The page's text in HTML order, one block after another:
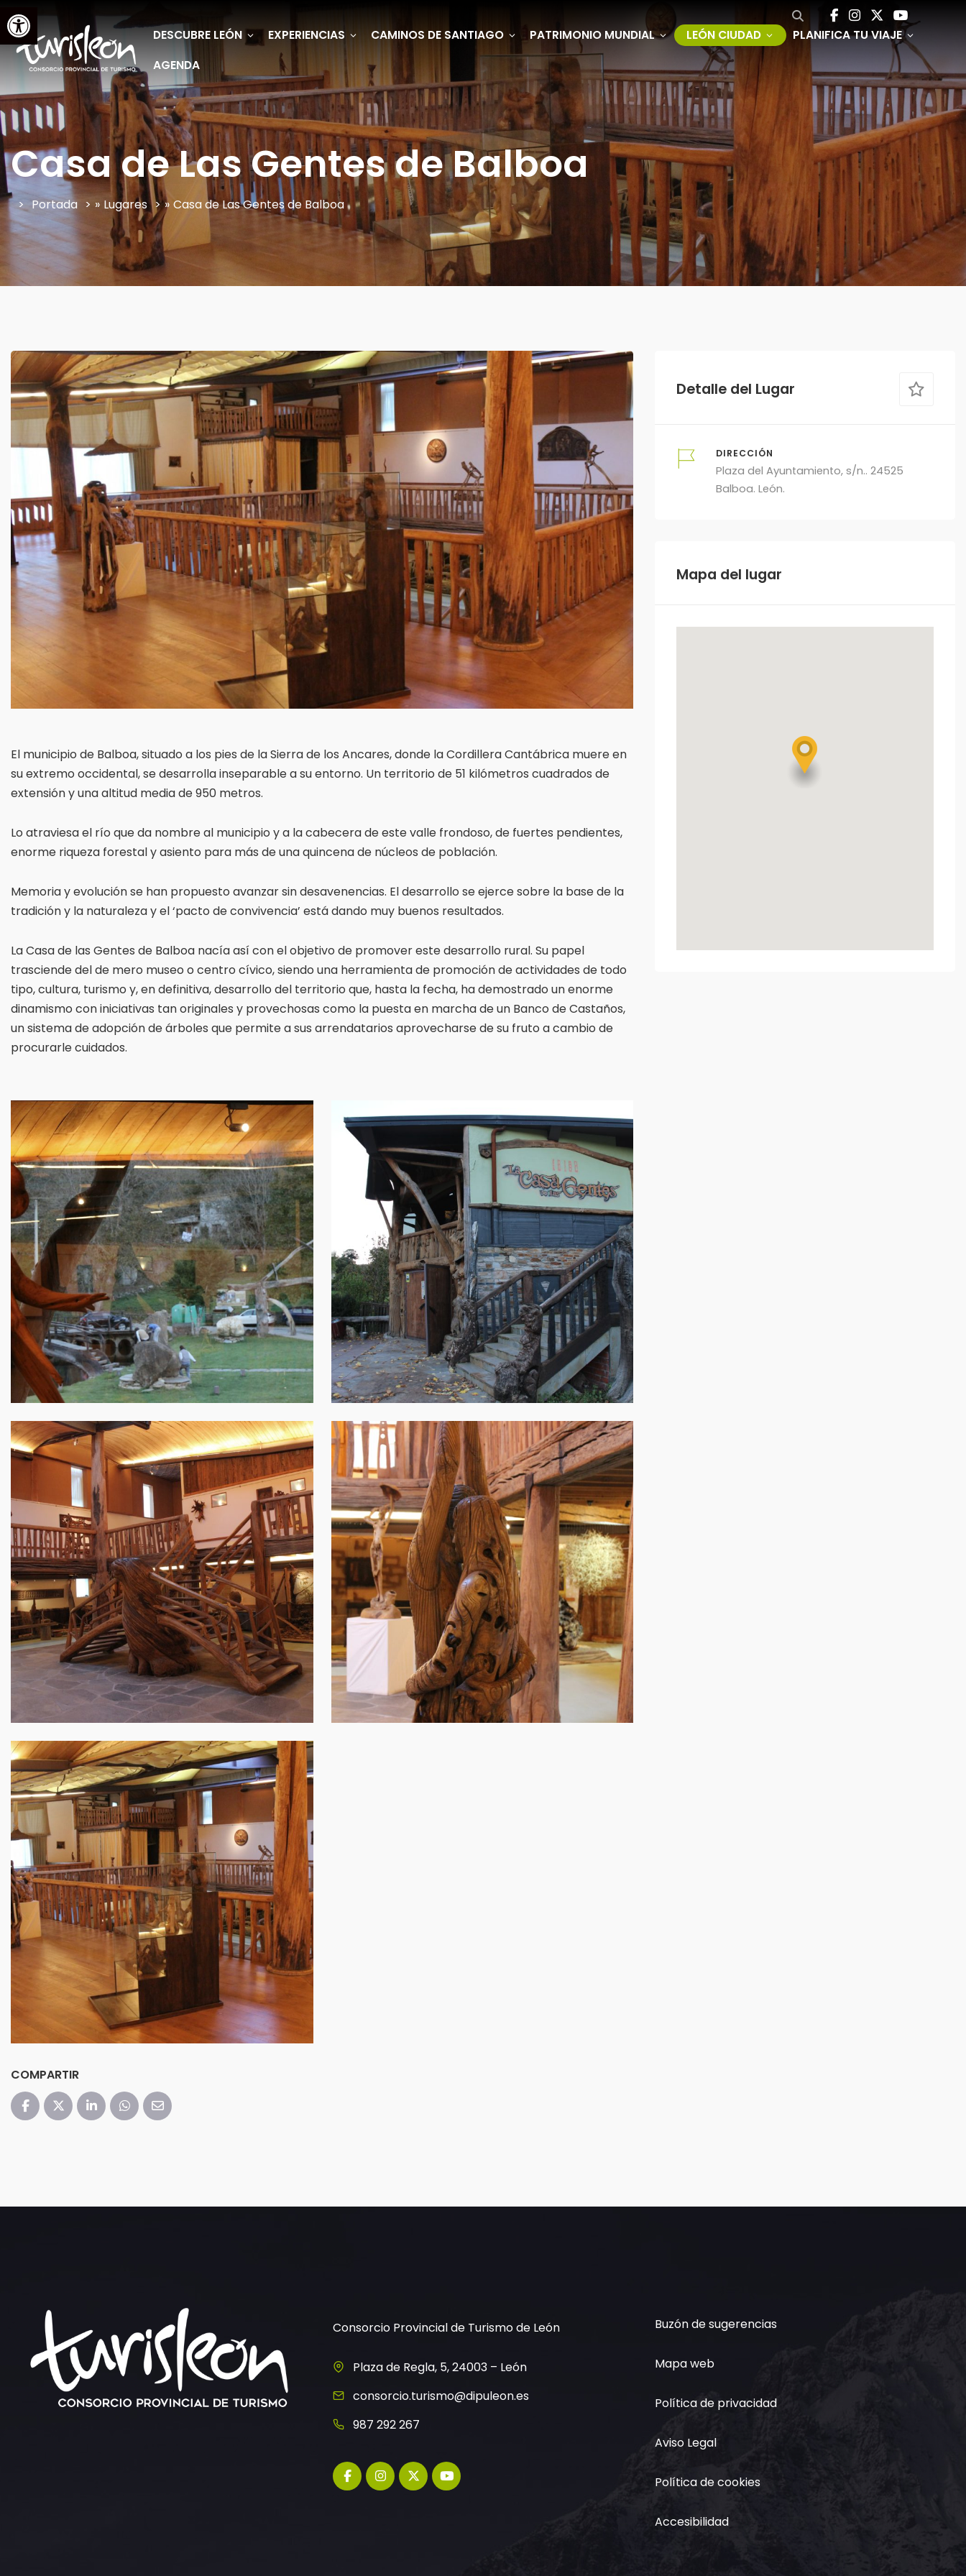
DESCUBRE LEÓN EXPERIENCIAS CAMINOS DE SANTIAGO PATRIMONIO MUNDIAL LEÓN CIUDAD
PLANIFICA TU VIAJE
AGENDA
Casa de Las Gentes de Balboa
Portada » Lugares » Casa de Las Gentes de Balboa
El municipio de Balboa, situado a los pies de la Sierra de los Ancares, donde la Cordillera Cantábrica muere en
su extremo occidental, se desarrolla inseparable a su entorno. Un territorio de 51 kilómetros cuadrados de
extensión y una altitud media de 950 metros.
Lo atraviesa el río que da nombre al municipio y a la cabecera de este valle frondoso, de fuertes pendientes,
enorme riqueza forestal y asiento para más de una quincena de núcleos de población.
Memoria y evolución se han propuesto avanzar sin desavenencias. El desarrollo se ejerce sobre la base de la
tradición y la naturaleza y el ‘pacto de convivencia’ está dando muy buenos resultados.
La Casa de las Gentes de Balboa nacía así con el objetivo de promover este desarrollo rural. Su papel
trasciende del de mero museo o centro cívico, siendo una herramienta de promoción de actividades de todo
tipo, cultura, turismo y, en definitiva, desarrollo del territorio que, hasta la fecha, ha demostrado un enorme
dinamismo con iniciativas tan originales y provechosas como la puesta en marcha de un Banco de Castaños,
un sistema de adopción de árboles que permite a sus arrendatarios aprovecharse de su fruto a cambio de
procurarle cuidados.
COMPARTIR
Detalle del Lugar
DIRECCIÓN
Plaza del Ayuntamiento, s/n.. 24525
Balboa. León.
Mapa del lugar
Consorcio Provincial de Turismo de León
Plaza de Regla, 5, 24003 – León
consorcio.turismo@dipuleon.es
987 292 267
Buzón de sugerencias
Mapa web
Política de privacidad
Aviso Legal
Política de cookies
Accesibilidad
Abrir barra de herramientas